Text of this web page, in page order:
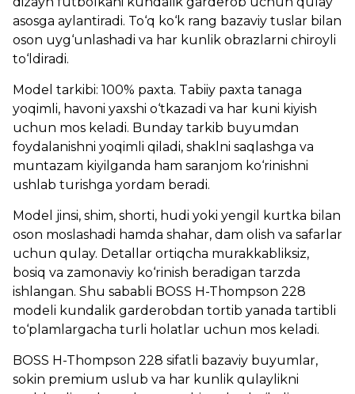
asosga aylantiradi. To‘q ko‘k rang bazaviy tuslar bilan
oson uyg‘unlashadi va har kunlik obrazlarni chiroyli
to‘ldiradi.
Model tarkibi: 100% paxta. Tabiiy paxta tanaga
yoqimli, havoni yaxshi o‘tkazadi va har kuni kiyish
uchun mos keladi. Bunday tarkib buyumdan
foydalanishni yoqimli qiladi, shaklni saqlashga va
muntazam kiyilganda ham saranjom ko‘rinishni
ushlab turishga yordam beradi.
Model jinsi, shim, shorti, hudi yoki yengil kurtka bilan
oson moslashadi hamda shahar, dam olish va safarlar
uchun qulay. Detallar ortiqcha murakkabliksiz,
bosiq va zamonaviy ko‘rinish beradigan tarzda
ishlangan. Shu sababli BOSS H-Thompson 228
modeli kundalik garderobdan tortib yanada tartibli
to‘plamlargacha turli holatlar uchun mos keladi.
BOSS H-Thompson 228 sifatli bazaviy buyumlar,
sokin premium uslub va har kunlik qulaylikni